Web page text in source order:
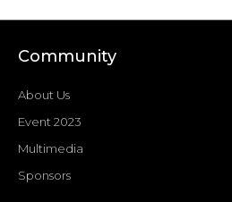
Community
About Us
Event 2023
Multimedia
Sponsors